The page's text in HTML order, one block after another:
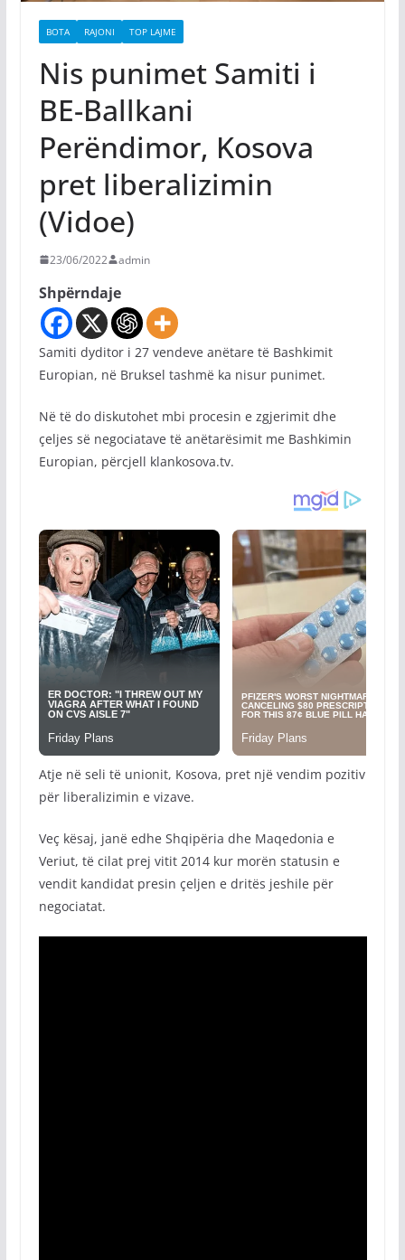
BOTA RAJONI TOP LAJME
Nis punimet Samiti i
BE-Ballkani
Perëndimor, Kosova
pret liberalizimin
(Vidoe)
23/06/2022 admin
Shpërndaje
Samiti dyditor i 27 vendeve anëtare të Bashkimit
Europian, në Bruksel tashmë ka nisur punimet.
Në të do diskutohet mbi procesin e zgjerimit dhe
çeljes së negociatave të anëtarësimit me Bashkimin
Europian, përcjell klankosova.tv.
Atje në seli të unionit, Kosova, pret një vendim pozitiv
për liberalizimin e vizave.
Veç kësaj, janë edhe Shqipëria dhe Maqedonia e
Veriut, të cilat prej vitit 2014 kur morën statusin e
vendit kandidat presin çeljen e dritës jeshile për
negociatat.